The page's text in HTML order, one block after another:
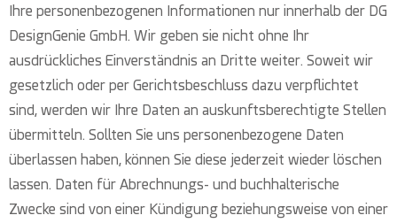
Ihre personenbezogenen Informationen nur innerhalb der DG
DesignGenie GmbH. Wir geben sie nicht ohne Ihr
ausdrückliches Einverständnis an Dritte weiter. Soweit wir
gesetzlich oder per Gerichtsbeschluss dazu verpflichtet
sind, werden wir Ihre Daten an auskunftsberechtigte Stellen
übermitteln. Sollten Sie uns personenbezogene Daten
überlassen haben, können Sie diese jederzeit wieder löschen
lassen. Daten für Abrechnungs- und buchhalterische
Zwecke sind von einer Kündigung beziehungsweise von einer